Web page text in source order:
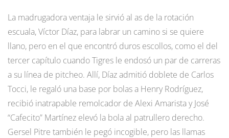
La madrugadora ventaja le sirvió al as de la rotación
escuala, Víctor Díaz, para labrar un camino si se quiere
llano, pero en el que encontró duros escollos, como el del
tercer capítulo cuando Tigres le endosó un par de carreras
a su línea de pitcheo. Allí, Díaz admitió doblete de Carlos
Tocci, le regaló una base por bolas a Henry Rodríguez,
recibió inatrapable remolcador de Alexi Amarista y José
“Cafecito” Martínez elevó la bola al patrullero derecho.
Gersel Pitre también le pegó incogible, pero las llamas